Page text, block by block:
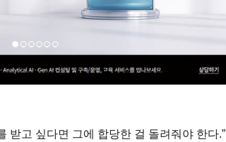
받고 싶다면 그에 합당한 걸 돌려줘야 한다.”